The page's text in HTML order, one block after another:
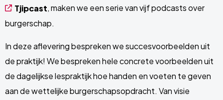
Tjipcast, maken we een serie van vijf podcasts over
burgerschap.
In deze aflevering bespreken we succesvoorbeelden uit
de praktijk! We bespreken hele concrete voorbeelden uit
de dagelijkse lespraktijk hoe handen en voeten te geven
aan de wettelijke burgerschapsopdracht. Van visie